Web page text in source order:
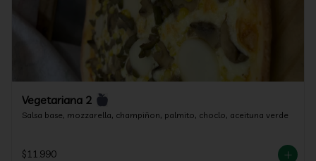
Vegetariana 2
Salsa base, mozzarella, champiñon, palmito, choclo, aceituna verde
$11.990